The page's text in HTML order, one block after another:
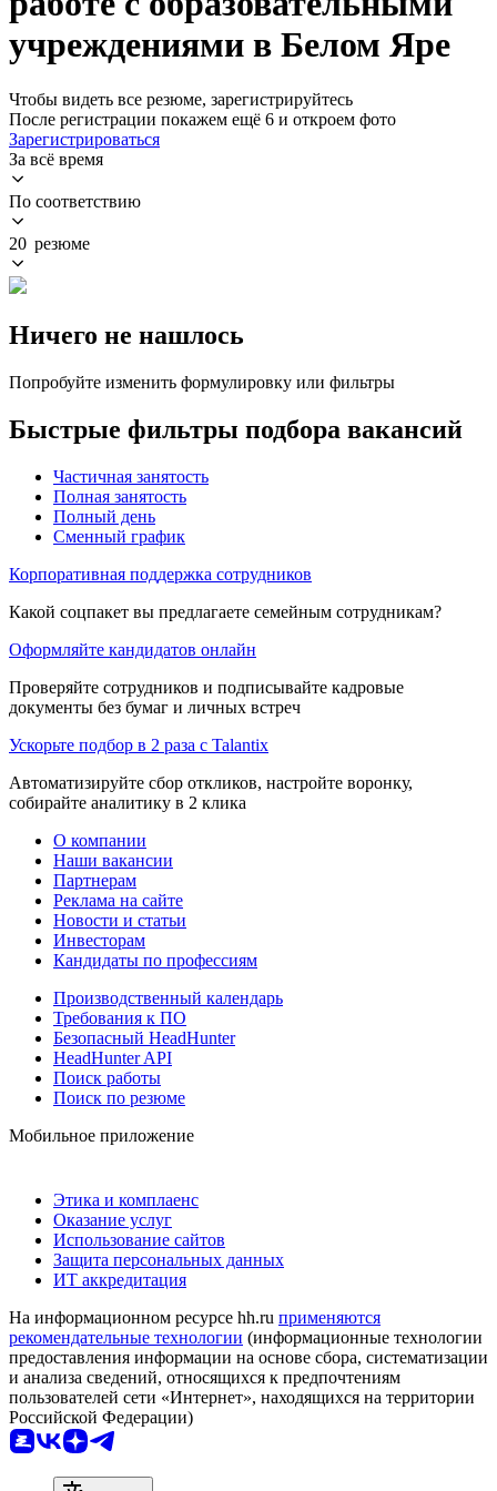
учреждениями в Белом Яре
Чтобы видеть все резюме, зарегистрируйтесь
После регистрации покажем ещё 6 и откроем фото
Зарегистрироваться
За всё время
По соответствию
20 резюме
Ничего не нашлось
Попробуйте изменить формулировку или фильтры
Быстрые фильтры подбора вакансий
Частичная занятость
Полная занятость
Полный день
Сменный график
Корпоративная поддержка сотрудников
Какой соцпакет вы предлагаете семейным сотрудникам?
Оформляйте кандидатов онлайн
Проверяйте сотрудников и подписывайте кадровые
документы без бумаг и личных встреч
Ускорьте подбор в 2 раза с Talantix
Автоматизируйте сбор откликов, настройте воронку,
собирайте аналитику в 2 клика
О компании
Наши вакансии
Партнерам
Реклама на сайте
Новости и статьи
Инвесторам
Кандидаты по профессиям
Производственный календарь
Требования к ПО
Безопасный HeadHunter
HeadHunter API
Поиск работы
Поиск по резюме
Мобильное приложение
Этика и комплаенс
Оказание услуг
Использование сайтов
Защита персональных данных
ИТ аккредитация
На информационном ресурсе hh.ru применяются
рекомендательные технологии (информационные технологии
предоставления информации на основе сбора, систематизации
и анализа сведений, относящихся к предпочтениям
пользователей сети «Интернет», находящихся на территории
Российской Федерации)